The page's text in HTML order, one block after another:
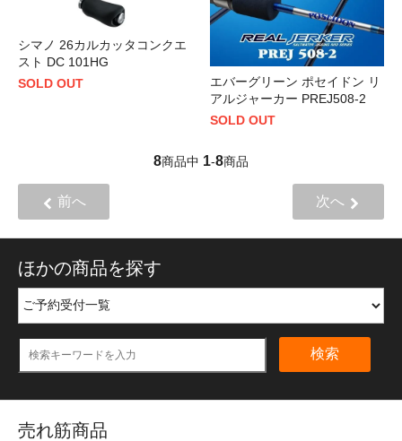
シマノ 26カルカッタコンクエ
スト DC 101HG
SOLD OUT
エバーグリーン ポセイドン リ
アルジャーカー PREJ508-2
SOLD OUT
8商品中 1-8商品
前へ 次へ
ほかの商品を探す
検索
売れ筋商品